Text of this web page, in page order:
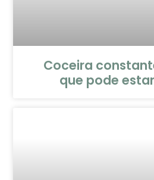
Coceira
que pode